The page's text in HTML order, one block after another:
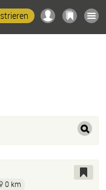
0 km